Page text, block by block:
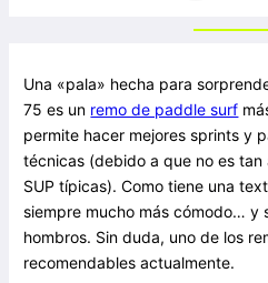
Una «pala» hecha para
75 es un remo de paddle surf
permite hacer mejores sprints y
técnicas (debido a que no es
SUP típicas). Como tiene una
siempre mucho más cómodo… y
hombros. Sin duda, uno de los
recomendables actualmente.